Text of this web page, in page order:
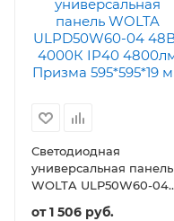
Светодиодная
универсальная панель
WOLTA ULP50W60-04
от1 506 руб.